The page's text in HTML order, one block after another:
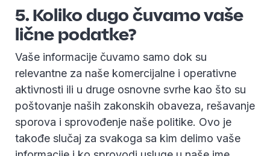
5. Koliko dugo čuvamo vaše
lične podatke?
Vaše informacije čuvamo samo dok su
relevantne za naše komercijalne i operativne
aktivnosti ili u druge osnovne svrhe kao što su
poštovanje naših zakonskih obaveza, rešavanje
sporova i sprovođenje naše politike. Ovo je
takođe slučaj za svakoga sa kim delimo vaše